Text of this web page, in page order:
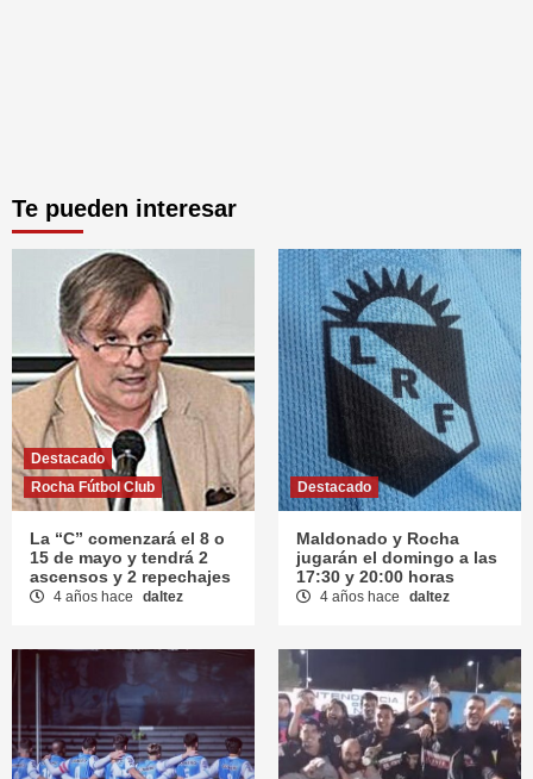
Te pueden interesar
Destacado
Rocha Fútbol Club
La “C” comenzará el 8 o
15 de mayo y tendrá 2
ascensos y 2 repechajes
4 años hace daltez
Destacado
Maldonado y Rocha
jugarán el domingo a las
17:30 y 20:00 horas
4 años hace daltez